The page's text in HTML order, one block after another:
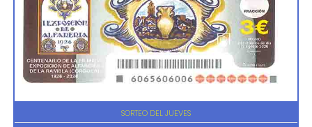
SORTEO DEL JUEVES